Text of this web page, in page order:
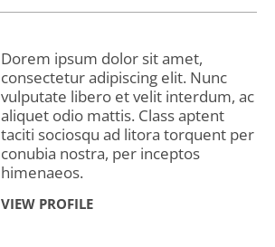
Dorem ipsum dolor sit amet,
consectetur adipiscing elit. Nunc
vulputate libero et velit interdum, ac
aliquet odio mattis. Class aptent
taciti sociosqu ad litora torquent per
conubia nostra, per inceptos
himenaeos.
VIEW PROFILE